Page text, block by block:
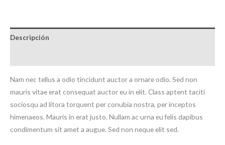
Descripción
Nam nec tellus a odio tincidunt auctor a ornare odio. Sed non
mauris vitae erat consequat auctor eu in elit. Class aptent taciti
sociosqu ad litora torquent per conubia nostra, per inceptos
himenaeos. Mauris in erat justo. Nullam ac urna eu felis dapibus
condimentum sit amet a augue. Sed non neque elit sed.